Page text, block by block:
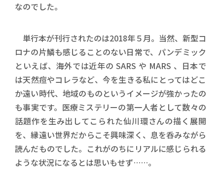
なのでした。
単行本が刊行されたのは2018年５月。当然、新型コ
ロナの片鱗も感じることのない日常で、パンデミック
といえば、海外では近年の SARS や MARS 、日本で
は天然痘やコレラなど、今を生きる私にとってはどこ
か遠い時代、地域のものというイメージが強かったの
も事実です。医療ミステリーの第一人者として数々の
話題作を生み出してこられた仙川環さんの描く展開
を、縁遠い世界だからこそ興味深く、息を呑みながら
読んだものでした。これがのちにリアルに感じられる
ような状況になるとは思いもせず……。